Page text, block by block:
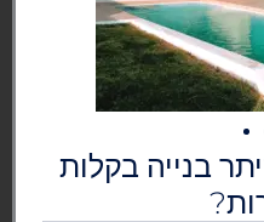
בנייה בקלות